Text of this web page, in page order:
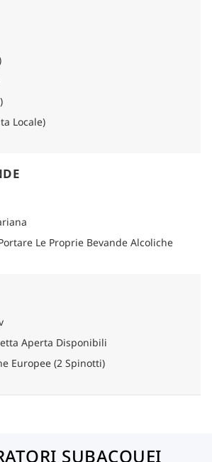
Locale)
Le Proprie Bevande Alcoliche
Aperta Disponibili
Europee (2 Spinotti)
SUBACQUEI